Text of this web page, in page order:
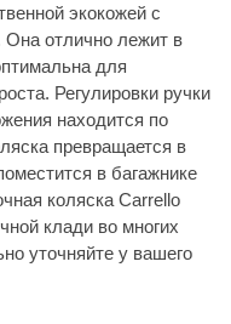
экокожей с
Она отлично лежит в
для
Регулировки ручки
находится по
превращается в
в багажнике
коляска Carrello
клади во многих
уточняйте у вашего